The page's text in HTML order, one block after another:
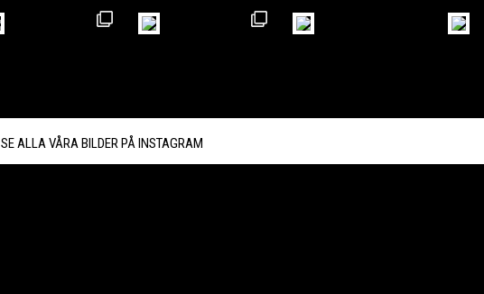
SE ALLA VÅRA BILDER PÅINSTAGRAM